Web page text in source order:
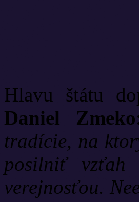
Hlavu štátu
Daniel Zmeko
tradície, na
posilniť vzťah
verejnosťou.